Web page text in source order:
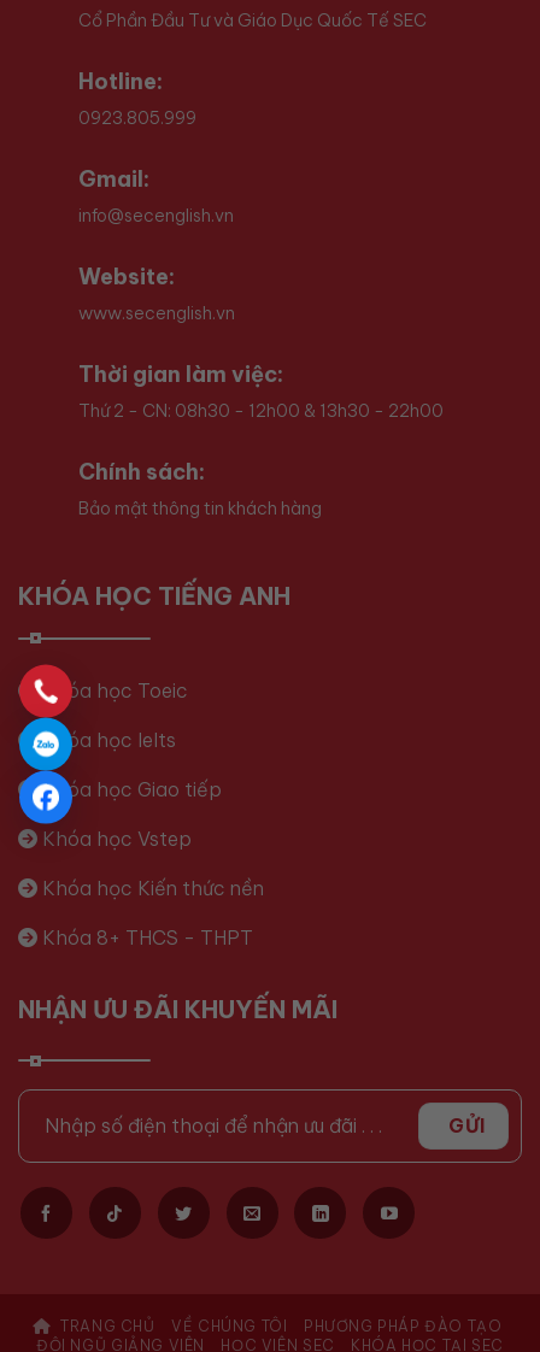
Cổ Phần Đầu Tư và Giáo Dục Quốc Tế SEC
Hotline:
0923.805.999
Gmail:
info@secenglish.vn
Website:
www.secenglish.vn
Thời gian làm việc:
Thứ 2 - CN: 08h30 - 12h00 & 13h30 - 22h00
Chính sách:
Bảo mật thông tin khách hàng
KHÓA HỌC TIẾNG ANH
Khóa học Toeic
Khóa học Ielts
Khóa học Giao tiếp
Khóa học Vstep
Khóa học Kiến thức nền
Khóa 8+ THCS - THPT
NHẬN ƯU ĐÃI KHUYẾN MÃI
TRANG CHỦ VỀ CHÚNG TÔI
PHƯƠNG PHÁP ĐÀO TẠO
ĐỘI NGŨ GIẢNG VIÊN
HỌC VIÊN SEC KHÓA HỌC TẠI SEC